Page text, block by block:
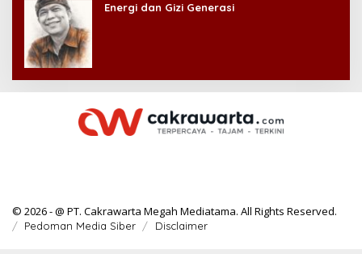
Energi dan Gizi Generasi
© 2026 - @ PT. Cakrawarta Megah Mediatama. All Rights Reserved.
Pedoman Media Siber Disclaimer